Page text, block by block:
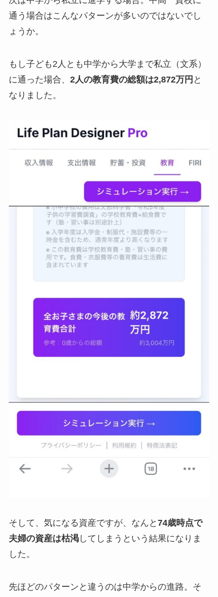
通う場合はこんなパターンが多いのではないでし
ょうか。
もし子ども2人とも中学から大学まで私立（文系）
に通った場合、 2人の教育費の総額は2,872万円 と
なりました。
そして、気になる資産ですが、なんと 74歳時点で
夫婦の資産は枯渇してしまうという結果になりま
した。
先ほどのパターンと違うのは中学からの進路。そ